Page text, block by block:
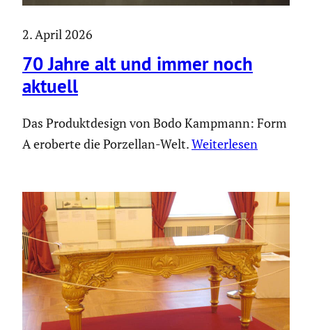
2. April 2026
70 Jahre alt und immer noch
aktuell
Das Produkt­de­sign von Bodo Kampmann: Form
A eroberte die Porzellan-Welt.Weiter­lesen